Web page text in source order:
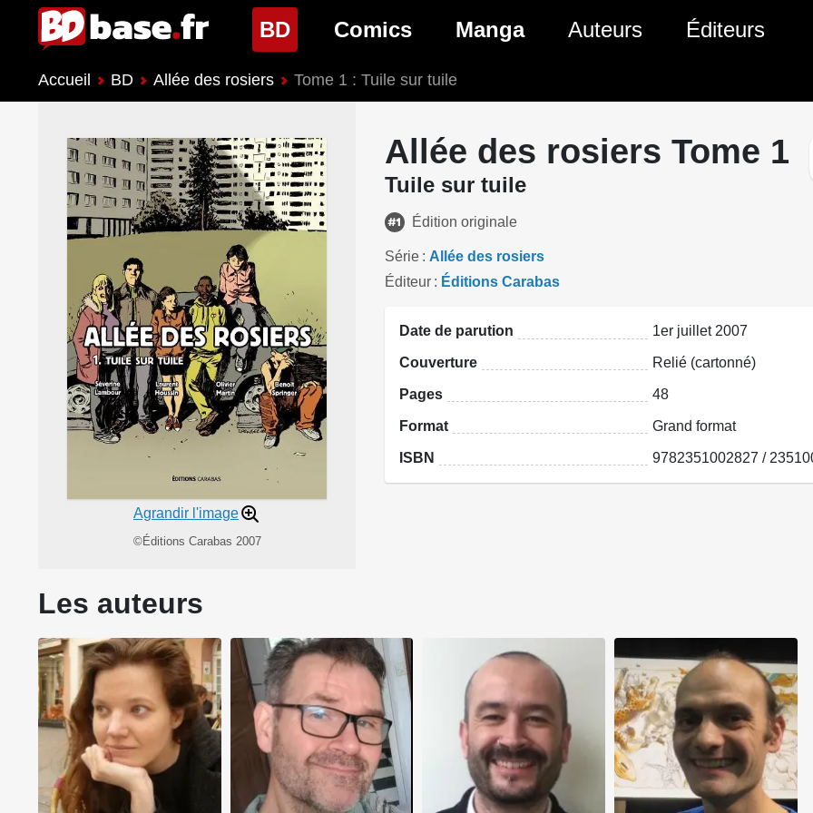
BD(page courante)
Nouveautés BD
Genres BD
Comics
Nouveautés Comics
Genres Comics
Manga
Genres Manga
Auteurs Éditeurs
Accueil BD Allée des rosiers Tome 1 : Tuile sur tuile
Agrandir l'image
©Éditions Carabas 2007
Allée des rosiers Tome 1
Tuile sur tuile
Édition originale
Série
Allée des rosiers
Éditeur
Éditions Carabas
Date de parution 1er juillet 2007
Couverture Relié (cartonné)
Pages 48
Format Grand format
ISBN 9782351002827 /
Les auteurs